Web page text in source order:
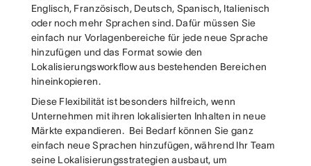
Englisch, Französisch, Deutsch, Spanisch, Italienisch
oder noch mehr Sprachen sind. Dafür müssen Sie
einfach nur Vorlagenbereiche für jede neue Sprache
hinzufügen und das Format sowie den
Lokalisierungsworkflow aus bestehenden Bereichen
hineinkopieren.
Diese Flexibilität ist besonders hilfreich, wenn
Unternehmen mit ihren lokalisierten Inhalten in neue
Märkte expandieren. Bei Bedarf können Sie ganz
einfach neue Sprachen hinzufügen, während Ihr Team
seine Lokalisierungsstrategien ausbaut, um